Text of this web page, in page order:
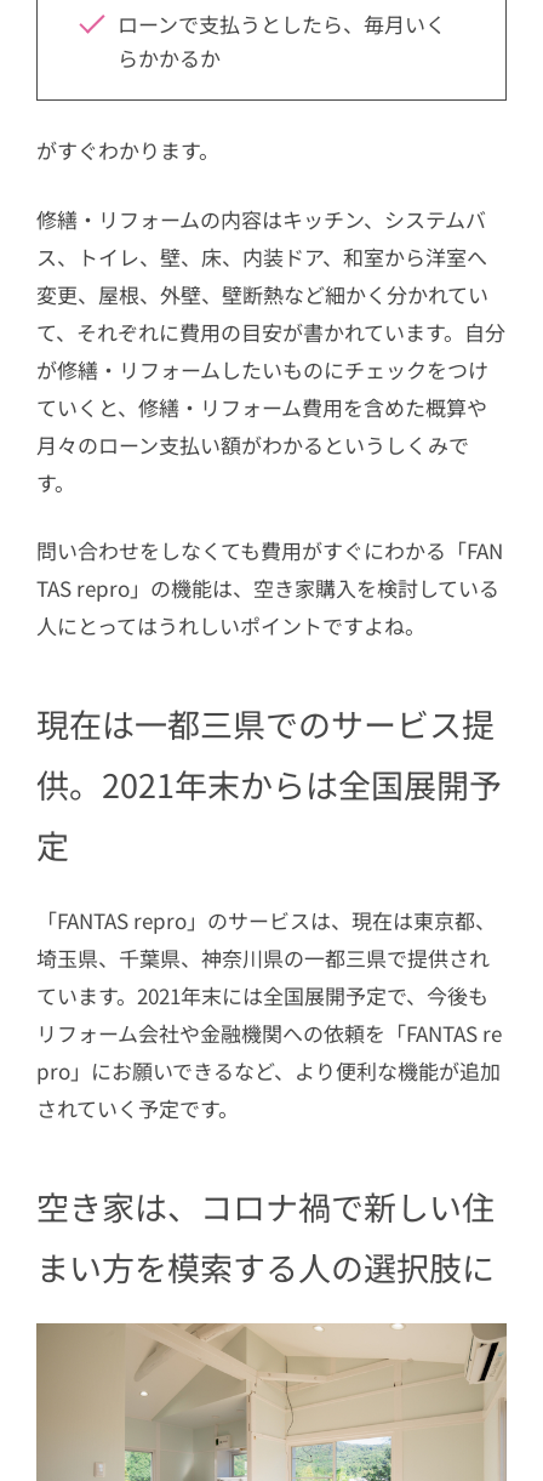
ローンで支払うとしたら、毎月いく
らかかるか
がすぐわかります。
修繕・リフォームの内容はキッチン、システムバ
ス、トイレ、壁、床、内装ドア、和室から洋室へ
変更、屋根、外壁、壁断熱など細かく分かれてい
て、それぞれに費用の目安が書かれています。自分
が修繕・リフォームしたいものにチェックをつけ
ていくと、修繕・リフォーム費用を含めた概算や
月々のローン支払い額がわかるというしくみで
す。
問い合わせをしなくても費用がすぐにわかる「FAN
TAS repro」の機能は、空き家購入を検討している
人にとってはうれしいポイントですよね。
現在は一都三県でのサービス提
供。2021年末からは全国展開予
定
「FANTAS repro」のサービスは、現在は東京都、
埼玉県、千葉県、神奈川県の一都三県で提供され
ています。2021年末には全国展開予定で、今後も
リフォーム会社や金融機関への依頼を「FANTAS re
pro」にお願いできるなど、より便利な機能が追加
されていく予定です。
空き家は、コロナ禍で新しい住
まい方を模索する人の選択肢に